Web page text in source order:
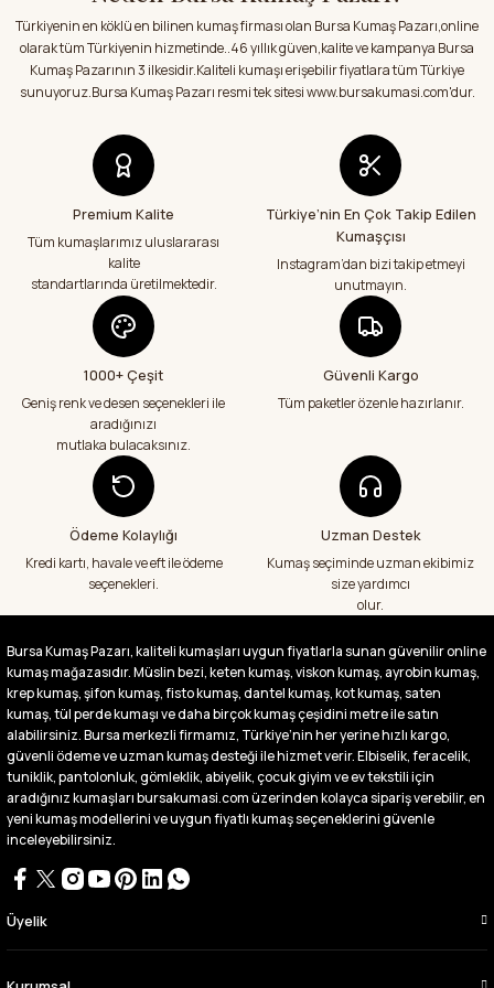
Ürün bilgilerinde hatalar bulunuyor.
Ürün fiyatı diğer sitelerden daha pahalı.
Bu ürüne benzer farklı alternatifler olmalı.
Satıcı ilgili ve kısa sürede sorunsuz bir
şekilde kumaşlarımı aldım.Kumaşlar
hakkında sitedeki bilgilendirmeler
doğrultusunda kumaşlarımı aldım.Çok
memnun kaldım.Teşekkürler
Kumaşlar eksiksiz tertemiz bir şekilde geldi
çok teşekkür ediyorum
Abdurrahman Samsur | 24/07/2026
Teslimatım özenli güzel hazırlanmış bir
şekilde geldi çok memnun kaldım emeği
geçenlere teşekkür ediyorum
Abdurrahman Samsur | 24/07/2026
Aradığım kumaşçı artık hep buradan alış
veriş yapacağım in şa Allah çünkü 4 farklı
kumaş aldım hem ölçü olarak hem
görüntü,doku olarak çok memnun kaldım
emeği geçenlere teşekkür ediyorum
A... S... | 24/07/2026
Fiyatlar uygun ve çok fazla seçenek var
büyük kolaylık emeği geçenlere teşekkür
Buradan ikinci alışverişim ikisinden de çok
memnun kaldım teşekkürler.
Büşra Singeç | 02/07/2026
Bursa kumaş pazarından defalarca kumaş
aldım videoda anlatılıp gosterildigi gibi
çıktı. bu zamana kadar sorun yaşamadım
uygun fiyatlarından ve kalitesinden dolayı
tercih ettiğim kumaşçi
D... Ç... | 27/06/2026
Çok memnun kaldım,teşekkürler
Türkiyenin en köklü en bilinen kumaş firması olan Bursa Kumaş Pazarı,online
olarak tüm Türkiyenin hizmetinde..46 yıllık güven,kalite ve kampanya Bursa
Kumaş Pazarının 3 ilkesidir.Kaliteli kumaşı erişebilir fiyatlara tüm Türkiye
sunuyoruz.Bursa Kumaş Pazarı resmi tek sitesi www.bursakumasi.com'dur.
Premium Kalite
Tüm kumaşlarımız uluslararası
kalite
standartlarında üretilmektedir.
Türkiye’nin En Çok Takip Edilen
Kumaşçısı
Instagram’dan bizi takip etmeyi
unutmayın.
1000+ Çeşit
Geniş renk ve desen seçenekleri ile
aradığınızı
mutlaka bulacaksınız.
Güvenli Kargo
Tüm paketler özenle hazırlanır.
Ödeme Kolaylığı
Kredi kartı, havale ve eft ile ödeme
seçenekleri.
Uzman Destek
Kumaş seçiminde uzman ekibimiz
size yardımcı
olur.
Bursa Kumaş Pazarı, kaliteli kumaşları uygun fiyatlarla sunan güvenilir online
kumaş mağazasıdır. Müslin bezi, keten kumaş, viskon kumaş, ayrobin kumaş,
krep kumaş, şifon kumaş, fisto kumaş, dantel kumaş, kot kumaş, saten
kumaş, tül perde kumaşı ve daha birçok kumaş çeşidini metre ile satın
alabilirsiniz. Bursa merkezli firmamız, Türkiye’nin her yerine hızlı kargo,
güvenli ödeme ve uzman kumaş desteği ile hizmet verir. Elbiselik, feracelik,
tuniklik, pantolonluk, gömleklik, abiyelik, çocuk giyim ve ev tekstili için
aradığınız kumaşları bursakumasi.com üzerinden kolayca sipariş verebilir, en
yeni kumaş modellerini ve uygun fiyatlı kumaş seçeneklerini güvenle
inceleyebilirsiniz.
Üyelik